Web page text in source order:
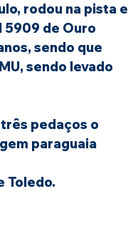
rodou na pista e
5909 de Ouro
sendo que
sendo levado
pedaços o
paraguaia
Toledo.